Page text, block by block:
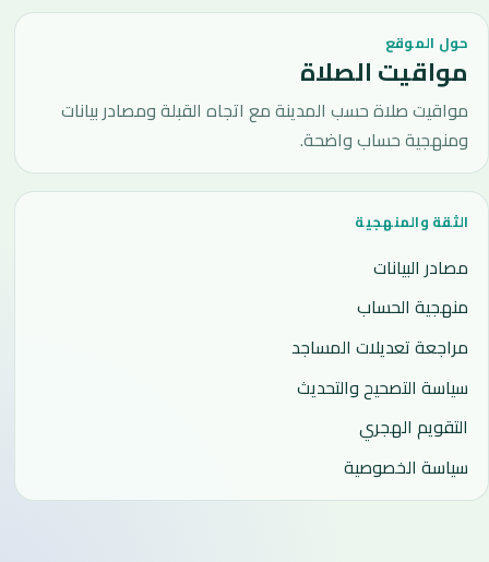
حول الموقع
مواقيت الصلاة
مواقيت صلاة حسب المدينة مع اتجاه القبلة ومصادر بيانات
ومنهجية حساب واضحة.
الثقة والمنهجية
مصادر البيانات
منهجية الحساب
مراجعة تعديلات المساجد
سياسة التصحيح والتحديث
التقويم الهجري
سياسة الخصوصية